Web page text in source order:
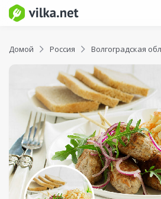
Домой Россия Волгоградская